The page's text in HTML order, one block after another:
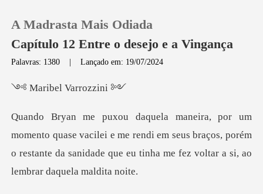
Loja
Histórico
A Madrasta Mais Odiada
Capítulo 12 Entre o desejo e a Vingança
Palavras: 1380 |Lançado em: 19/07/2024
el Varr
ilei e me rendi em seus braços, porém
o restante da sanidade qu